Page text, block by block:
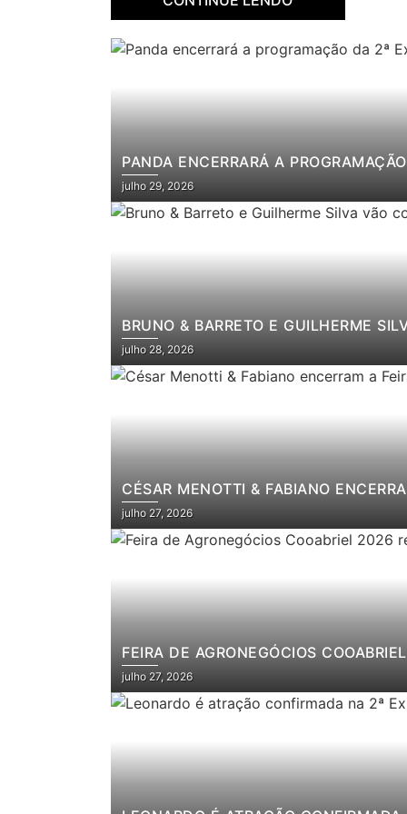
PANDA ENCERRARÁ A
julho 29, 2026
BRUNO & BARRETO E GUILHERME
julho 28, 2026
CÉSAR MENOTTI & FABIANO
julho 27, 2026
FEIRA DE AGRONEGÓCIOS
julho 27, 2026